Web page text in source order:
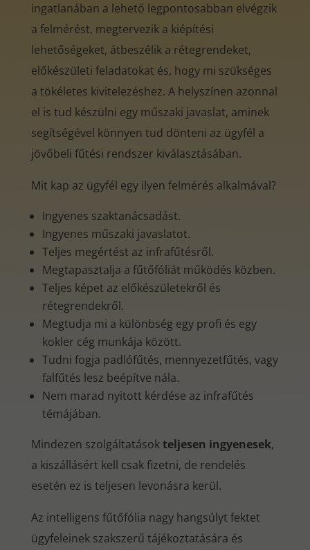
ingatlanában a lehető legpontosabban elvégzik
a felmérést, megtervezik a kiépítési
lehetőségeket, átbeszélik a rétegrendeket,
előkészületi feladatokat és, hogy mi szükséges
a tökéletes kivitelezéshez. A helyszínen azonnal
el is tud készülni egy műszaki javaslat, aminek
segítségével könnyen tud dönteni az ügyfél a
jövőbeli fűtési rendszer kiválasztásában.
Mit kap az ügyfél egy ilyen felmérés alkalmával?
Ingyenes szaktanácsadást.
Ingyenes műszaki javaslatot.
Teljes megértést az infrafűtésről.
Megtapasztalja a fűtőfóliát működés közben.
Teljes képet az előkészületekről és
rétegrendekről.
Megtudja mi a különbség egy profi és egy
kokler cég munkája között.
Tudni fogja padlófűtés, mennyezetfűtés, vagy
falfűtés lesz beépítve nála.
Nem marad nyitott kérdése az infrafűtés
témájában.
Mindezen szolgáltatásokteljesen ingyenesek,
a kiszállásért kell csak fizetni, de rendelés
esetén ez is teljesen levonásra kerül.
Az intelligens fűtőfólia nagy hangsúlyt fektet
ügyfeleinek szakszerű tájékoztatására és